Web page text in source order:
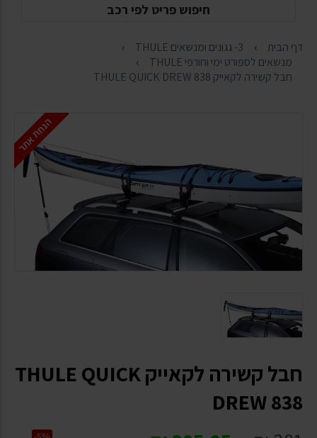
חיפוש פריט לפי רכב
דף הבית
3- גגונים ומנשאים THULE
מנשאים לספורט ימי וחורפי THULE
חבל קשירה לקאייק THULE QUICK DREW 838
הנחת אתר
חבל קשירה לקאייק THULE QUICK
DREW 838